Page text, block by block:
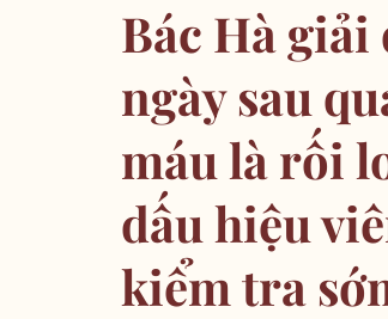
Bác Hà
ngày sau
máu là rối
dấu hiệu
kiểm tra